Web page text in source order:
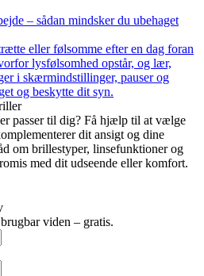
– sådan mindsker du ubehaget
eller følsomme efter en dag foran
lysfølsomhed opstår, og lær,
i skærmindstillinger, pauser og
og beskytte dit syn.
passer til dig? Få hjælp til at vælge
dit ansigt og dine
om brillestyper, linsefunktioner og
med dit udseende eller komfort.
viden – gratis.